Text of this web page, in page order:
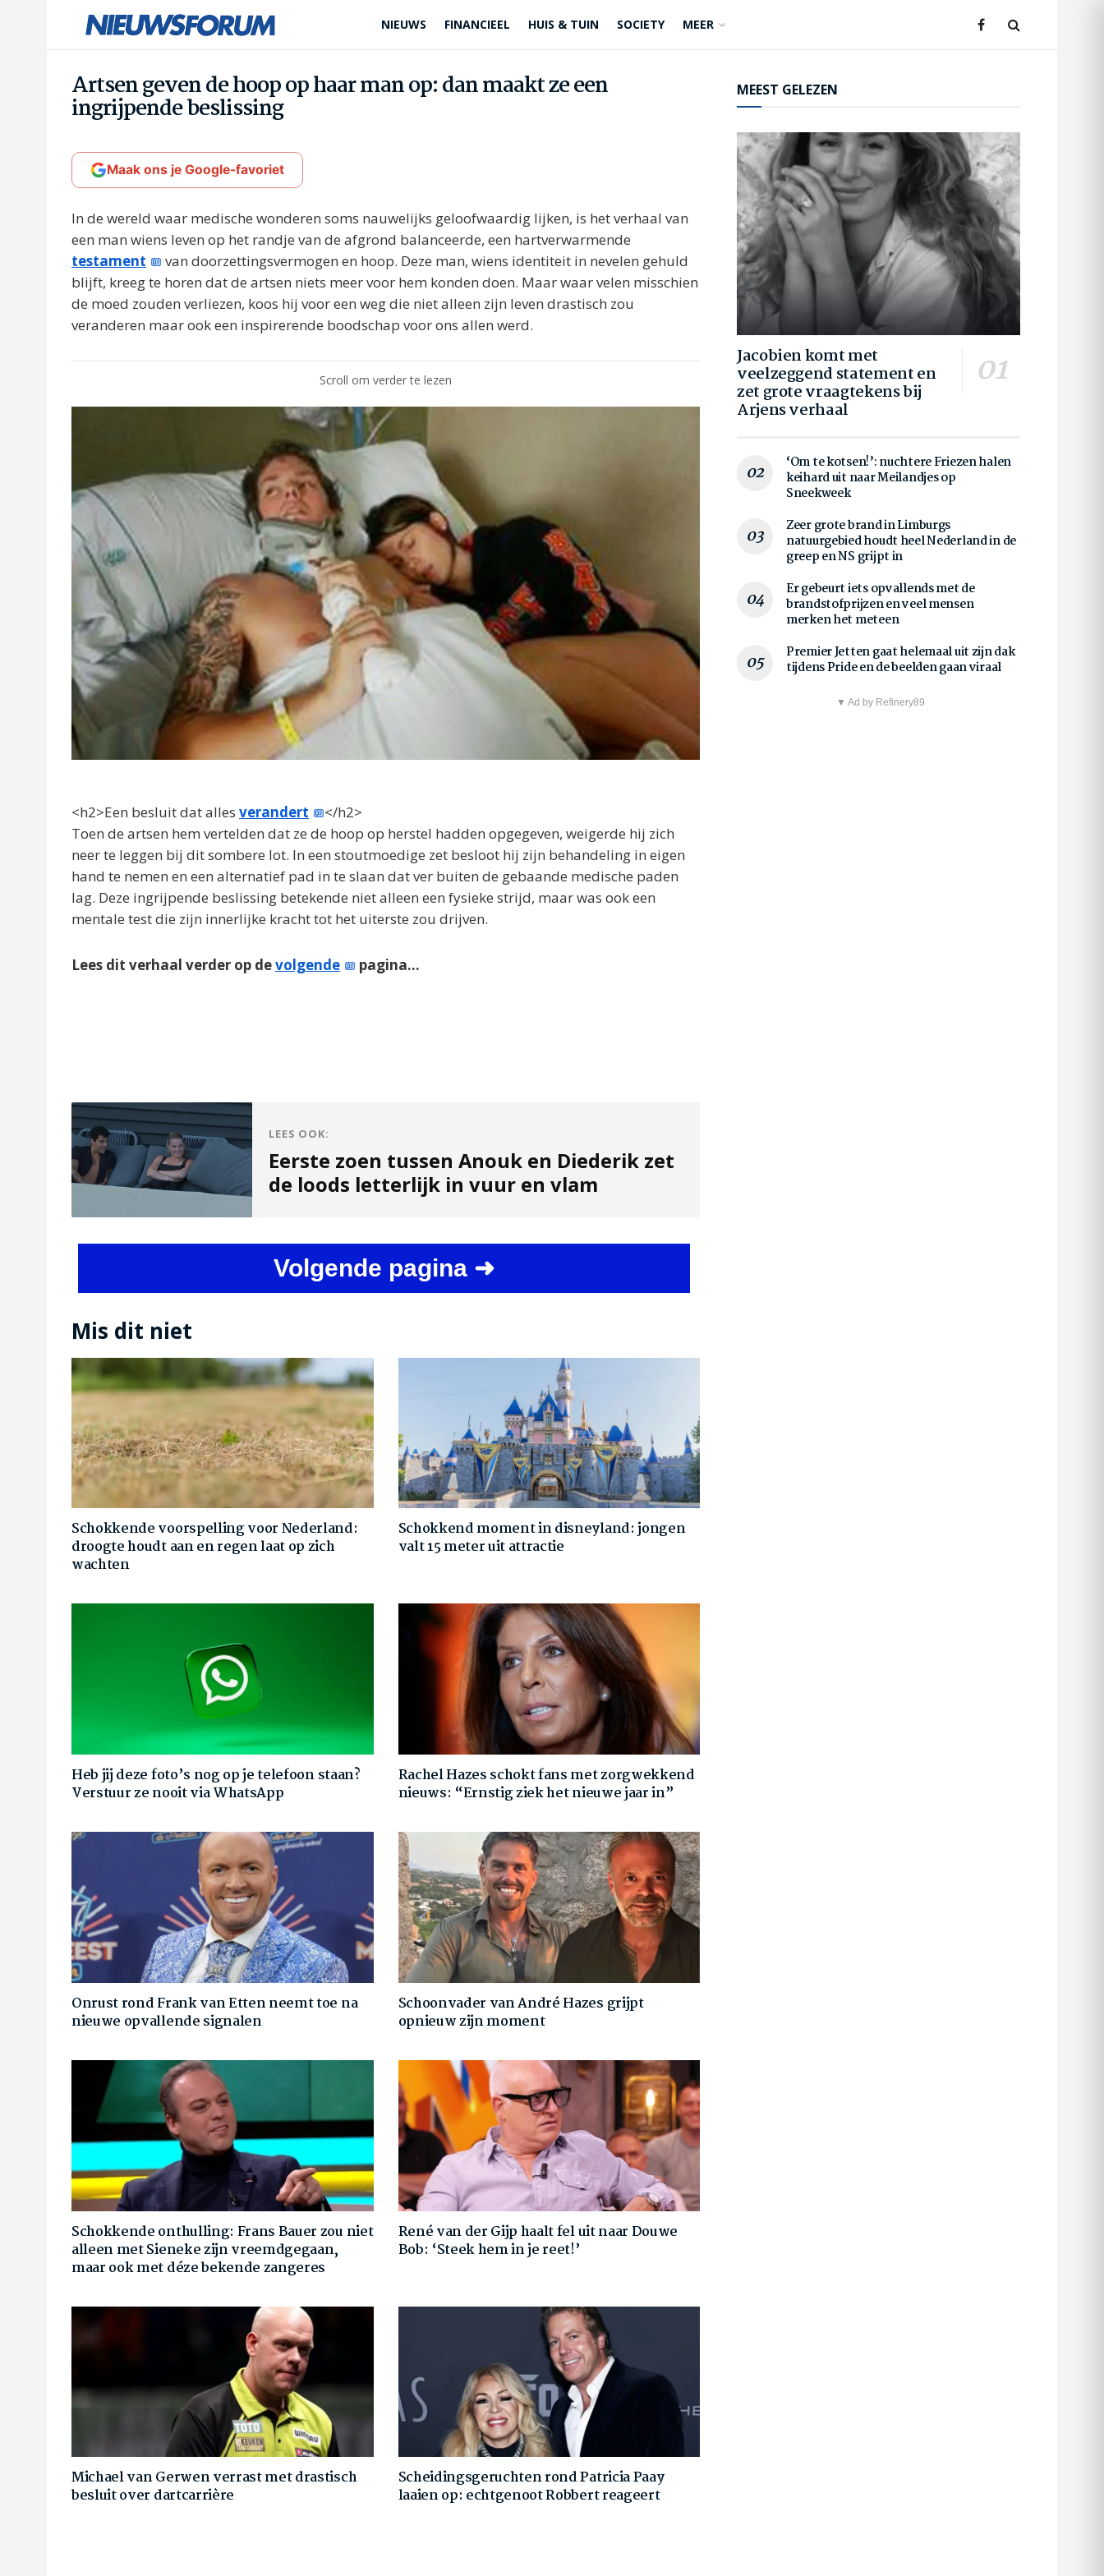
NIEUWS FINANCIEEL HUIS & TUIN SOCIETY MEER
Artsen geven de hoop op haar man op: dan maakt ze een
ingrijpende beslissing
Maak ons je Google-favoriet
In de wereld waar medische wonderen soms nauwelijks geloofwaardig lijken, is het verhaal van
een man wiens leven op het randje van de afgrond balanceerde, een hartverwarmende
testament
van doorzettingsvermogen en hoop. Deze man, wiens identiteit in nevelen gehuld
blijft, kreeg te horen dat de artsen niets meer voor hem konden doen. Maar waar velen misschien
de moed zouden verliezen, koos hij voor een weg die niet alleen zijn leven drastisch zou
veranderen maar ook een inspirerende boodschap voor ons allen werd.
Scroll om verder te lezen
<h2>Een besluit dat alles verandert
</h2>
Toen de artsen hem vertelden dat ze de hoop op herstel hadden opgegeven, weigerde hij zich
neer te leggen bij dit sombere lot. In een stoutmoedige zet besloot hij zijn behandeling in eigen
hand te nemen en een alternatief pad in te slaan dat ver buiten de gebaande medische paden
lag. Deze ingrijpende beslissing betekende niet alleen een fysieke strijd, maar was ook een
mentale test die zijn innerlijke kracht tot het uiterste zou drijven.
Lees dit verhaal verder op devolgende pagina…
LEES OOK:
Eerste zoen tussen Anouk en Diederik zet
de loods letterlijk in vuur en vlam
Volgende pagina ➜
Mis dit niet
Schokkende voorspelling voor Nederland:
droogte houdt aan en regen laat op zich
wachten
Schokkend moment in disneyland: jongen
valt 15 meter uit attractie
Heb jij deze foto’s nog op je telefoon staan?
Verstuur ze nooit via WhatsApp
Rachel Hazes schokt fans met zorgwekkend
nieuws: “Ernstig ziek het nieuwe jaar in”
Onrust rond Frank van Etten neemt toe na
nieuwe opvallende signalen
Schoonvader van André Hazes grijpt
opnieuw zijn moment
Schokkende onthulling: Frans Bauer zou niet
alleen met Sieneke zijn vreemdgegaan,
maar ook met déze bekende zangeres
René van der Gijp haalt fel uit naar Douwe
Bob: ‘Steek hem in je reet!’
Michael van Gerwen verrast met drastisch
besluit over dartcarrière
Scheidingsgeruchten rond Patricia Paay
laaien op: echtgenoot Robbert reageert
MEEST GELEZEN
Jacobien komt met
veelzeggend statement en
zet grote vraagtekens bij
Arjens verhaal
‘Om te kotsen!’: nuchtere Friezen halen
keihard uit naar Meilandjes op
Sneekweek
Zeer grote brand in Limburgs
natuurgebied houdt heel Nederland in de
greep en NS grijpt in
Er gebeurt iets opvallends met de
brandstofprijzen en veel mensen
merken het meteen
Premier Jetten gaat helemaal uit zijn dak
tijdens Pride en de beelden gaan viraal
▼ Ad by Refinery89